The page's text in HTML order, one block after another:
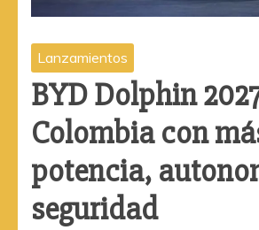
Lanzamientos
BYD Dolphin
Colombia con
potencia,
seguridad